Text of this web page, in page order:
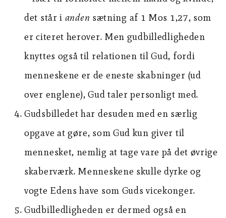
det står i anden sætning af 1 Mos 1,27, som
er citeret herover. Men gudbilledligheden
knyttes også til relationen til Gud, fordi
menneskene er de eneste skabninger (ud
over englene), Gud taler personligt med.
Gudsbilledet har desuden med en særlig
opgave at gøre, som Gud kun giver til
mennesket, nemlig at tage vare på det øvrige
skaberværk. Menneskene skulle dyrke og
vogte Edens have som Guds vicekonger.
Gudbilledligheden er dermed også en